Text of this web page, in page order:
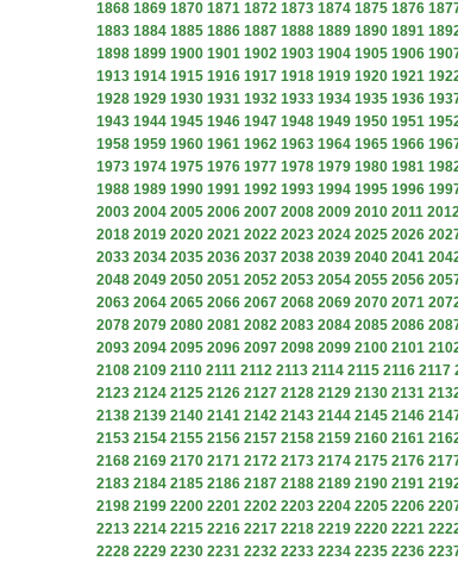
1868 1869 1870 1871 1872 1873 1874 1875 1876
1883 1884 1885 1886 1887 1888 1889 1890 1891
1898 1899 1900 1901 1902 1903 1904 1905 1906
1913 1914 1915 1916 1917 1918 1919 1920 1921
1928 1929 1930 1931 1932 1933 1934 1935 1936
1943 1944 1945 1946 1947 1948 1949 1950 1951
1958 1959 1960 1961 1962 1963 1964 1965 1966
1973 1974 1975 1976 1977 1978 1979 1980 1981
1988 1989 1990 1991 1992 1993 1994 1995 1996
2003 2004 2005 2006 2007 2008 2009 2010 2011
2018 2019 2020 2021 2022 2023 2024 2025 2026
2033 2034 2035 2036 2037 2038 2039 2040 2041
2048 2049 2050 2051 2052 2053 2054 2055 2056
2063 2064 2065 2066 2067 2068 2069 2070 2071
2078 2079 2080 2081 2082 2083 2084 2085 2086
2093 2094 2095 2096 2097 2098 2099 2100 2101
2108 2109 2110 2111 2112 2113 2114 2115 2116 2117
2123 2124 2125 2126 2127 2128 2129 2130 2131
2138 2139 2140 2141 2142 2143 2144 2145 2146
2153 2154 2155 2156 2157 2158 2159 2160 2161
2168 2169 2170 2171 2172 2173 2174 2175 2176
2183 2184 2185 2186 2187 2188 2189 2190 2191
2198 2199 2200 2201 2202 2203 2204 2205 2206
2213 2214 2215 2216 2217 2218 2219 2220 2221
2228 2229 2230 2231 2232 2233 2234 2235 2236